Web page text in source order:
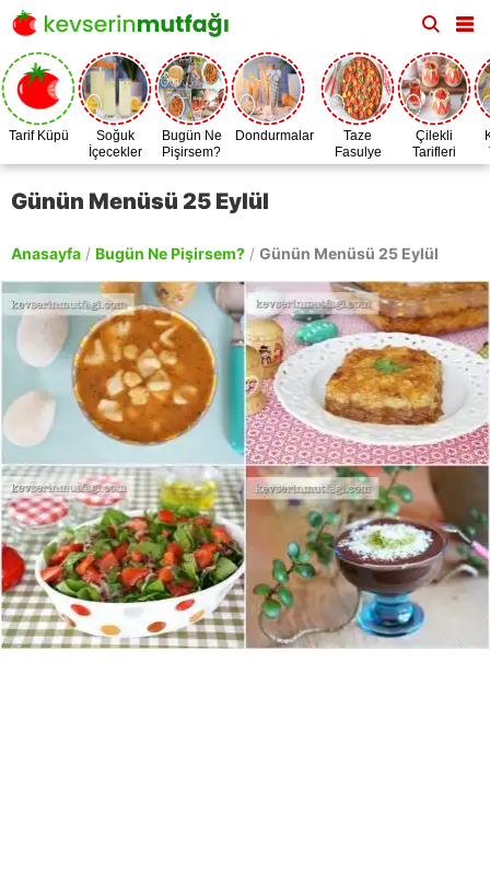
Tarif Küpü
Soğuk
İçecekler
Bugün Ne
Pişirsem?
Dondurmalar
Taze
Fasulye
Zamanı
Çilekli
Tarifleri
Günün Menüsü 25 Eylül
Anasayfa / Bugün Ne Pişirsem? / Günün Menüsü 25 Eylül